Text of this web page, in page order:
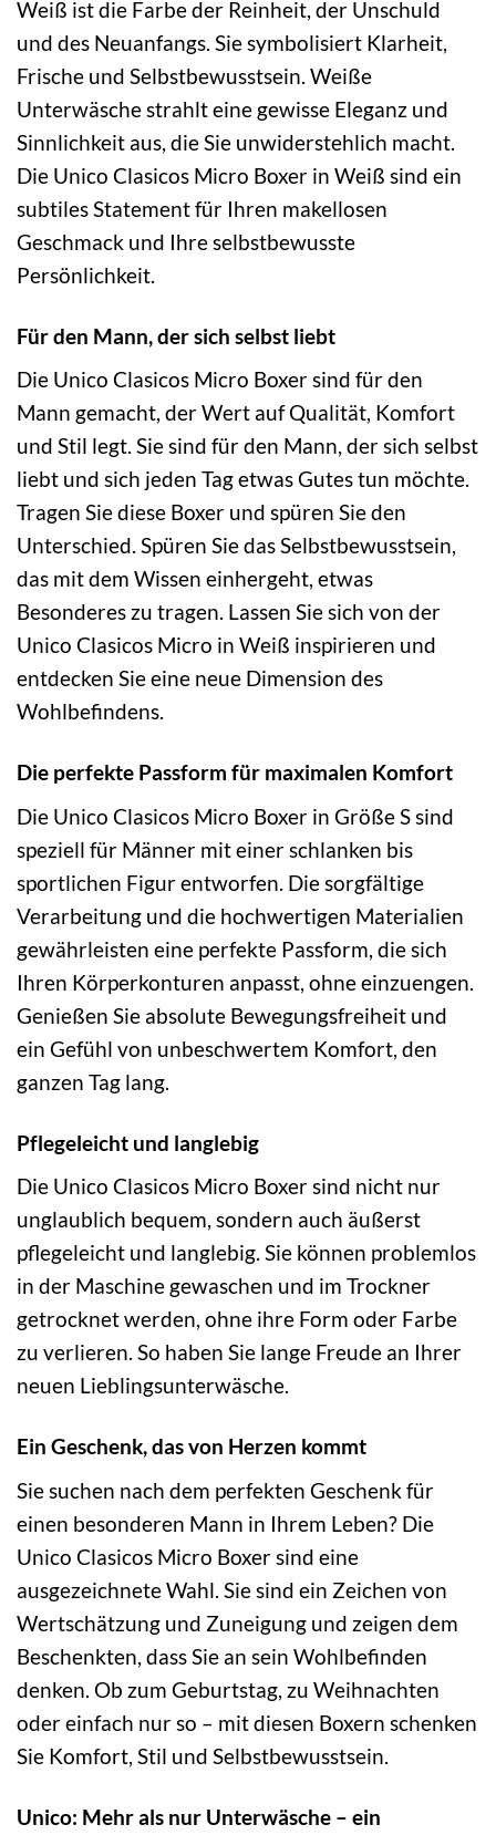
Weiß ist die Farbe der Reinheit, der Unschuld
und des Neuanfangs. Sie symbolisiert Klarheit,
Frische und Selbstbewusstsein. Weiße
Unterwäsche strahlt eine gewisse Eleganz und
Sinnlichkeit aus, die Sie unwiderstehlich macht.
Die Unico Clasicos Micro Boxer in Weiß sind ein
subtiles Statement für Ihren makellosen
Geschmack und Ihre selbstbewusste
Persönlichkeit.
Für den Mann, der sich selbst liebt
Die Unico Clasicos Micro Boxer sind für den
Mann gemacht, der Wert auf Qualität, Komfort
und Stil legt. Sie sind für den Mann, der sich selbst
liebt und sich jeden Tag etwas Gutes tun möchte.
Tragen Sie diese Boxer und spüren Sie den
Unterschied. Spüren Sie das Selbstbewusstsein,
das mit dem Wissen einhergeht, etwas
Besonderes zu tragen. Lassen Sie sich von der
Unico Clasicos Micro in Weiß inspirieren und
entdecken Sie eine neue Dimension des
Wohlbefindens.
Die perfekte Passform für maximalen Komfort
Die Unico Clasicos Micro Boxer in Größe S sind
speziell für Männer mit einer schlanken bis
sportlichen Figur entworfen. Die sorgfältige
Verarbeitung und die hochwertigen Materialien
gewährleisten eine perfekte Passform, die sich
Ihren Körperkonturen anpasst, ohne einzuengen.
Genießen Sie absolute Bewegungsfreiheit und
ein Gefühl von unbeschwertem Komfort, den
ganzen Tag lang.
Pflegeleicht und langlebig
Die Unico Clasicos Micro Boxer sind nicht nur
unglaublich bequem, sondern auch äußerst
pflegeleicht und langlebig. Sie können problemlos
in der Maschine gewaschen und im Trockner
getrocknet werden, ohne ihre Form oder Farbe
zu verlieren. So haben Sie lange Freude an Ihrer
neuen Lieblingsunterwäsche.
Ein Geschenk, das von Herzen kommt
Sie suchen nach dem perfekten Geschenk für
einen besonderen Mann in Ihrem Leben? Die
Unico Clasicos Micro Boxer sind eine
ausgezeichnete Wahl. Sie sind ein Zeichen von
Wertschätzung und Zuneigung und zeigen dem
Beschenkten, dass Sie an sein Wohlbefinden
denken. Ob zum Geburtstag, zu Weihnachten
oder einfach nur so – mit diesen Boxern schenken
Sie Komfort, Stil und Selbstbewusstsein.
Unico: Mehr als nur Unterwäsche – ein